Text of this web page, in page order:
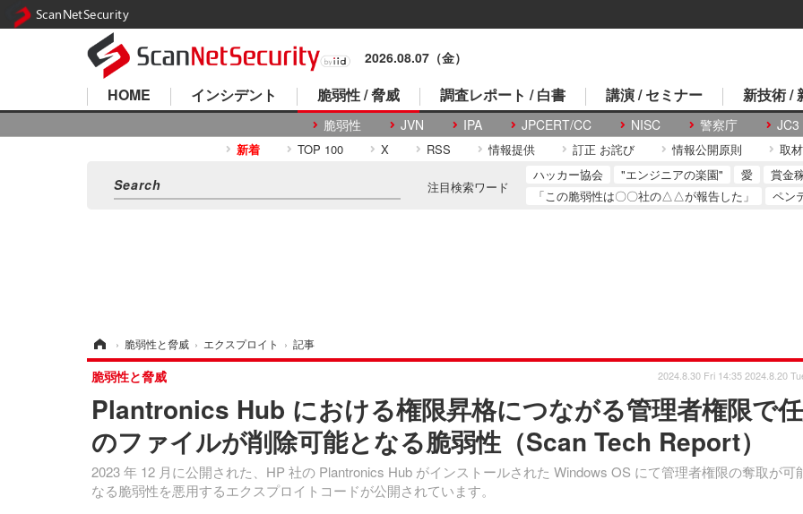
2026.08.07（金）
HOME インシデント 脆弱性 / 脅威
脆弱性 JVN IPA JPCERT/CC NISC 警察庁 JC3
調査レポート / 白書 講演 / セミナー 新技術 /
新着 TOP 100 X RSS 情報提供 訂正 お詫び 情報公開原則 取
注目検索ワード
ハッカー協会 "エンジニアの楽園" 愛 賞金
「この脆弱性は〇〇社の△△が報告した」
ペン
› 脆弱性と脅威 › エクスプロイト › 記事
Plantronics Hub における権限昇格につながる管理者権限で
のファイルが削除可能となる脆弱性（Scan Tech Report）
2023 年 12 月に公開された、HP 社の Plantronics Hub がインストールされた Windows OS にて管理者権限の奪取が可
なる脆弱性を悪用するエクスプロイトコードが公開されています。
脆弱性と脅威 2024.8.30 Fri 14:35 2024.8.20
ScanNetSecurity